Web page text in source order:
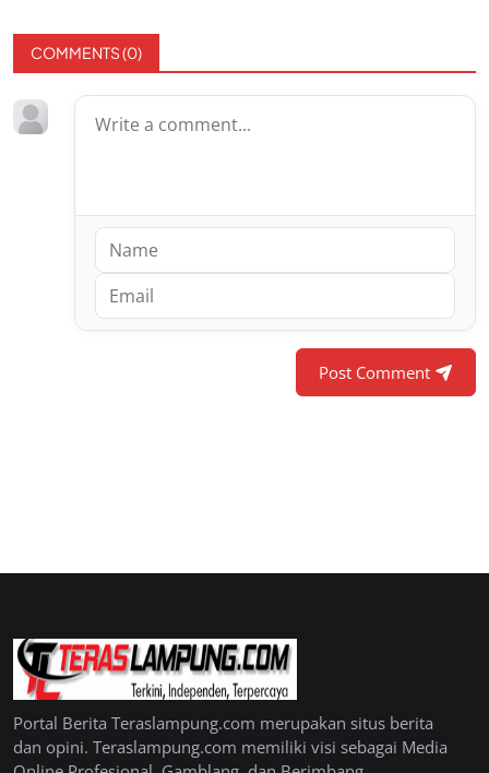
COMMENTS (0)
Post Comment
Portal Berita Teraslampung.com merupakan situs berita
dan opini. Teraslampung.com memiliki visi sebagai Media